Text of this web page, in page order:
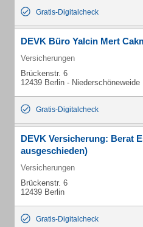
Gratis-Digitalcheck
DEVK Büro Yalcin Mert
Versicherungen
Brückenstr. 6
12439 Berlin - Niederschöneweide
Gratis-Digitalcheck
DEVK Versicherung: Berat
ausgeschieden)
Versicherungen
Brückenstr. 6
12439 Berlin
Gratis-Digitalcheck